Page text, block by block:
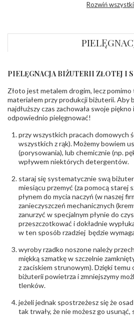
INNE PARAMETRY
Producent
odpowiedzialny:
Łazur sp.j.
biuro@obraczki.pl ,
Północna 22 45-
Tel. +48 77 54
Bezpieczeństwo
- rodzaj
ostrzeżenia:
Nie nadaje się dla
, Elementy w wyrobie
Rozwiń
PIELĘGNACJA BIŻUTERII ZŁOTEJ I
Złoto jest metalem drogim, lecz
materiałem przy produkcji biżuterii. Aby
najdłuższy czas zachowała swoje piękno
odpowiednio pielęgnować!
przy wszystkich pracach domowych
wszystkich z rąk). Możemy bowiem
(porysowania), lub chemicznie (np.
wpływem niektórych detergentów.
staraj się systematycznie swą
miesiącu przemyć (za pomocą starej
płynem do mycia naczyń (w naszej
zanieczyszczeń mechanicznych
zanurzyć w specjalnym płynie do
przeszczotkować i dokładnie
w ten sposób rzadziej będzie
wyroby rzadko noszone należy
miękką szmatkę w szczelnie
z zaciskiem strunowym). Dzięki temu
biżuterii powietrza i zmniejszymy
tlenków.
jeżeli jednak spostrzeżesz się że
tak trwały, że nie możesz go